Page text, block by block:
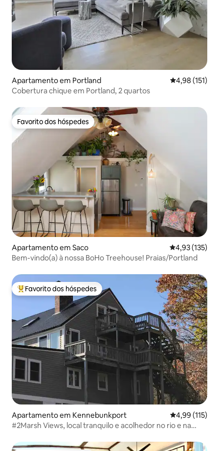
Apartamento em Portland Classificação
4,98 (151)
Cobertura chique em Portland, 2 quartos
Favorito dos hóspedes
Favorito dos hóspedes
Apartamento em Saco Classificação
4,93 (135)
Bem-vindo(a) à nossa BoHo Treehouse! Praias/Portland
Favoritos dos hóspedes mais apreciados
Favorito dos hóspedes
Apartamento em Kennebunkport Classificação
4,99 (115)
#2Marsh Views, local tranquilo e acolhedor no rio e na